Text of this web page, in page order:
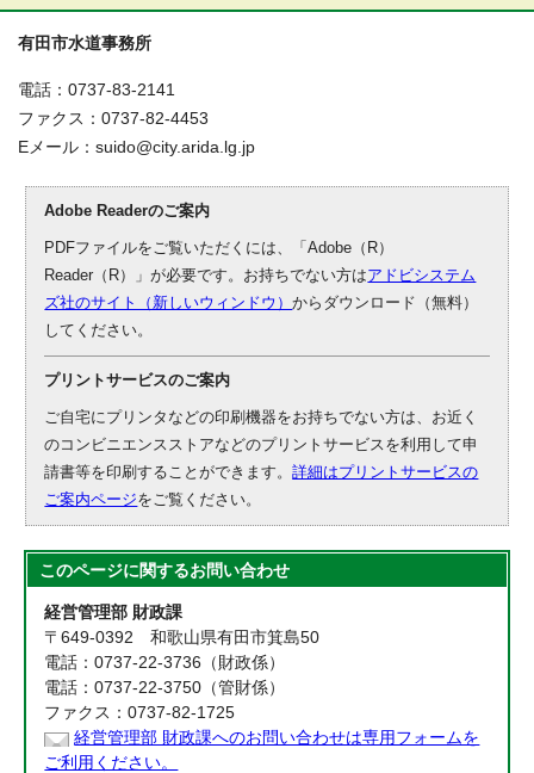
有田市水道事務所
電話：0737-83-2141
ファクス：0737-82-4453
Eメール：suido@city.arida.lg.jp
Adobe Readerのご案内
PDFファイルをご覧いただくには、「Adobe（R）
Reader（R）」が必要です。お持ちでない方はアドビシステム
ズ社のサイト（新しいウィンドウ）からダウンロード（無料）
してください。
プリントサービスのご案内
ご自宅にプリンタなどの印刷機器をお持ちでない方は、お近く
のコンビニエンスストアなどのプリントサービスを利用して申
請書等を印刷することができます。詳細はプリントサービスの
ご案内ページをご覧ください。
このページに関するお問い合わせ
経営管理部 財政課
〒649-0392 和歌山県有田市箕島50
電話：0737-22-3736（財政係）
電話：0737-22-3750（管財係）
ファクス：0737-82-1725
経営管理部 財政課へのお問い合わせは専用フォームを
ご利用ください。